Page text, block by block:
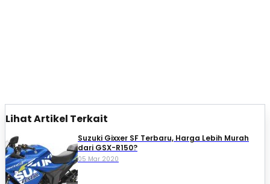
Lihat Artikel Terkait
Suzuki Gixxer SF Terbaru, Harga Lebih Murah
dari GSX-R150?
05 Mar 2020